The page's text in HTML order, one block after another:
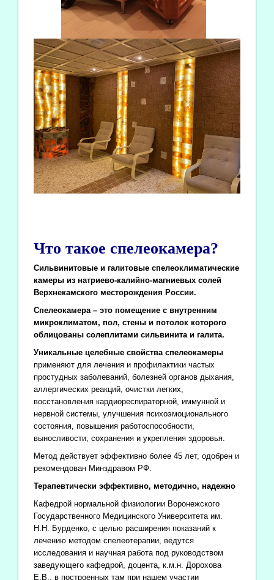
Что такое спелеокамера?
Сильвинитовые и галитовые спелеоклиматические
камеры из натриево-калийно-магниевых солей
Верхнекамского месторождения России.
Спелеокамера – это помещение с внутренним
микроклиматом, пол, стены и потолок которого
облицованы солеплитами сильвинита и галита.
Уникальные целебные свойства спелеокамеры
применяют для лечения и профилактики частых
простудных заболеваний, болезней органов дыхания,
аллергических реакций, очистки легких,
восстановления кардиореспираторной, иммунной и
нервной системы, улучшения психоэмоционального
состояния, повышения работоспособности,
выносливости, сохранения и укрепления здоровья.
Метод действует эффективно более 45 лет, одобрен и
рекомендован Минздравом РФ.
Терапевтически эффективно, методично, надежно
Кафедрой нормальной физиологии Воронежского
Государственного Медицинского Университета им.
Н.Н. Бурденко, с целью расширения показаний к
лечению методом спелеотерапии, ведутся
исследования и научная работа под руководством
заведующего кафедрой, доцента, к.м.н. Дорохова
Е.В., в построенных там при нашем участии